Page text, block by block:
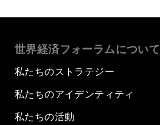
世界経済フォーラムについて
私たちのストラテジー
私たちのアイデンティティ
私たちの活動